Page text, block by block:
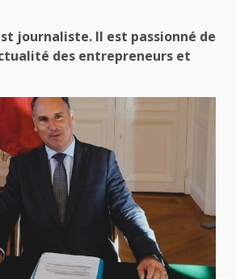
journaliste. Il est passionné de
des entrepreneurs et